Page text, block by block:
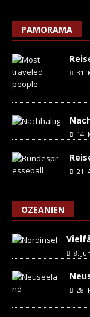
PAMORAMA
31.
14.
21.
OZEANIEN
8.
28.